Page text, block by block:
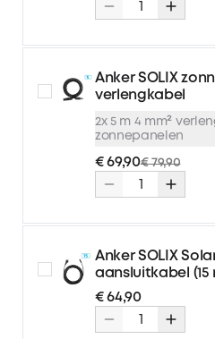
Anker SOLIX
verlengkabel
2x 5 m 4 mm²
zonnepanelen
2x 5 m 4 mm²
voor
2x 5 m 6 mm²
voor
2x 10 m 6 mm²
el voor
€ 69,90€ 79,90
Anker SOLIX
aansluitkabel (15
€ 64,90